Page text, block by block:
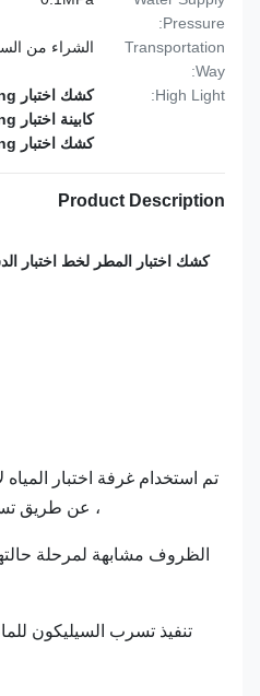
Pressure:
Transportation
الشراء من السيارة
High Light: كشك اختبار BZB Shower Raining
كابينة اختبار TUV Raining
كشك اختبار BZB Raining
Product Description
كشك اختبار المطر لخط اختبار الدش
تم استخدام غرفة اختبار المياه
، عن طريق تساقط
الظروف مشابهة لمرحلة حالتها
تنفيذ تسرب السيليكون للماء